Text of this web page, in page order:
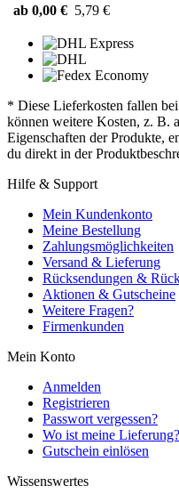
ab 0,00 € 5,79 €
* Diese Lieferkosten fallen
können weitere Kosten, z. B.
Eigenschaften der Produkte,
du direkt in der
Hilfe & Support
Mein Kundenkonto
Meine Bestellung
Zahlungsmöglichkeiten
Versand & Lieferung
Rücksendungen &
Aktionen & Gutscheine
Weitere Fragen?
Firmenkunden
Mein Konto
Anmelden
Registrieren
Passwort vergessen?
Wo ist meine Lieferung?
Gutschein einlösen
Wissenswertes